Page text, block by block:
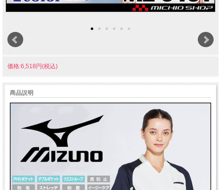
価格:6,518円(税込)
商品説明